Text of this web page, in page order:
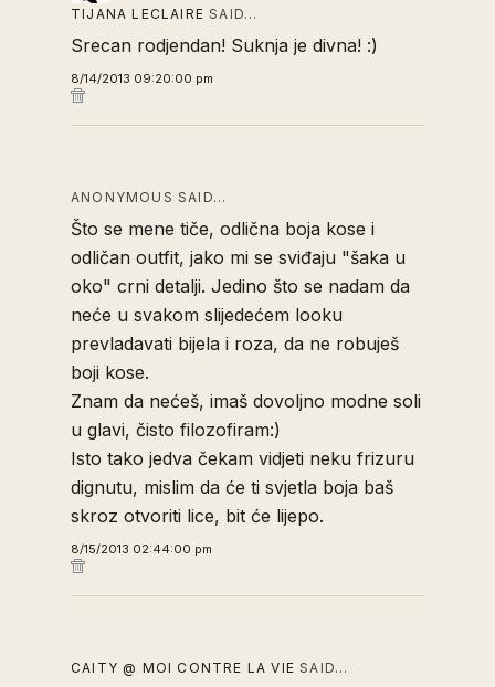
TIJANA LECLAIRE SAID…
Srecan rodjendan! Suknja je divna! :)
8/14/2013 09:20:00 pm
ANONYMOUS SAID…
Što se mene tiče, odlična boja kose i
odličan outfit, jako mi se sviđaju "šaka u
oko" crni detalji. Jedino što se nadam da
neće u svakom slijedećem looku
prevladavati bijela i roza, da ne robuješ
boji kose.
Znam da nećeš, imaš dovoljno modne soli
u glavi, čisto filozofiram:)
Isto tako jedva čekam vidjeti neku frizuru
dignutu, mislim da će ti svjetla boja baš
skroz otvoriti lice, bit će lijepo.
8/15/2013 02:44:00 pm
CAITY @ MOI CONTRE LA VIE SAID…